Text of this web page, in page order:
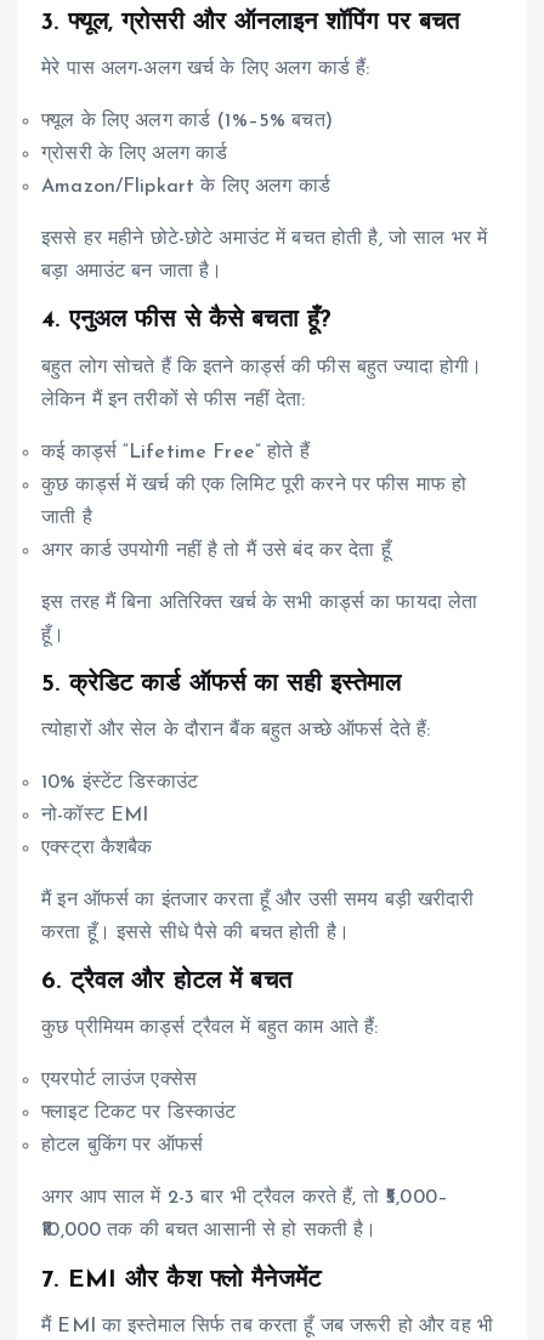
3. फ्यूल, ग्रोसरी और ऑनलाइन शॉपिंग पर बचत
मेरे पास अलग-अलग खर्च के लिए अलग कार्ड हैं:
फ्यूल के लिए अलग कार्ड (1%–5% बचत)
ग्रोसरी के लिए अलग कार्ड
Amazon/Flipkart के लिए अलग कार्ड
इससे हर महीने छोटे-छोटे अमाउंट में बचत होती है, जो साल भर में
बड़ा अमाउंट बन जाता है।
4. एनुअल फीस से कैसे बचता हूँ?
बहुत लोग सोचते हैं कि इतने कार्ड्स की फीस बहुत ज्यादा होगी।
लेकिन मैं इन तरीकों से फीस नहीं देता:
कई कार्ड्स “Lifetime Free” होते हैं
कुछ कार्ड्स में खर्च की एक लिमिट पूरी करने पर फीस माफ हो
जाती है
अगर कार्ड उपयोगी नहीं है तो मैं उसे बंद कर देता हूँ
इस तरह मैं बिना अतिरिक्त खर्च के सभी कार्ड्स का फायदा लेता
हूँ।
5. क्रेडिट कार्ड ऑफर्स का सही इस्तेमाल
त्योहारों और सेल के दौरान बैंक बहुत अच्छे ऑफर्स देते हैं:
10% इंस्टेंट डिस्काउंट
नो-कॉस्ट EMI
एक्स्ट्रा कैशबैक
मैं इन ऑफर्स का इंतजार करता हूँ और उसी समय बड़ी खरीदारी
करता हूँ। इससे सीधे पैसे की बचत होती है।
6. ट्रैवल और होटल में बचत
कुछ प्रीमियम कार्ड्स ट्रैवल में बहुत काम आते हैं:
एयरपोर्ट लाउंज एक्सेस
फ्लाइट टिकट पर डिस्काउंट
होटल बुकिंग पर ऑफर्स
अगर आप साल में 2-3 बार भी ट्रैवल करते हैं, तो ₹5,000–
₹10,000 तक की बचत आसानी से हो सकती है।
7. EMI और कैश फ्लो मैनेजमेंट
मैं EMI का इस्तेमाल सिर्फ तब करता हूँ जब जरूरी हो और वह भी